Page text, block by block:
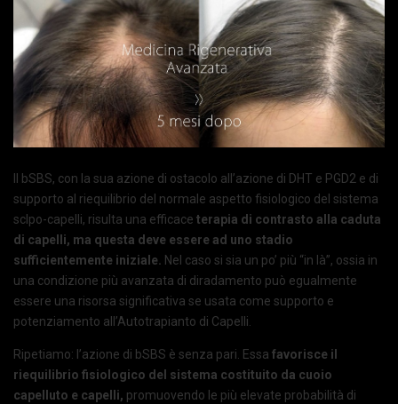
Il bSBS, con la sua azione di ostacolo all’azione di DHT e PGD2 e di
supporto al riequilibrio del normale aspetto fisiologico del sistema
sclpo-capelli, risulta una efficace terapia di contrasto alla caduta
di capelli, ma questa deve essere ad uno stadio
sufficientemente iniziale. Nel caso si sia un po’ più “in là”, ossia in
una condizione più avanzata di diradamento può egualmente
essere una risorsa significativa se usata come supporto e
potenziamento all’Autotrapianto di Capelli.
Ripetiamo: l’azione di bSBS è senza pari. Essa favorisce il
riequilibrio fisiologico del sistema costituito da cuoio
capelluto e capelli, promuovendo le più elevate probabilità di